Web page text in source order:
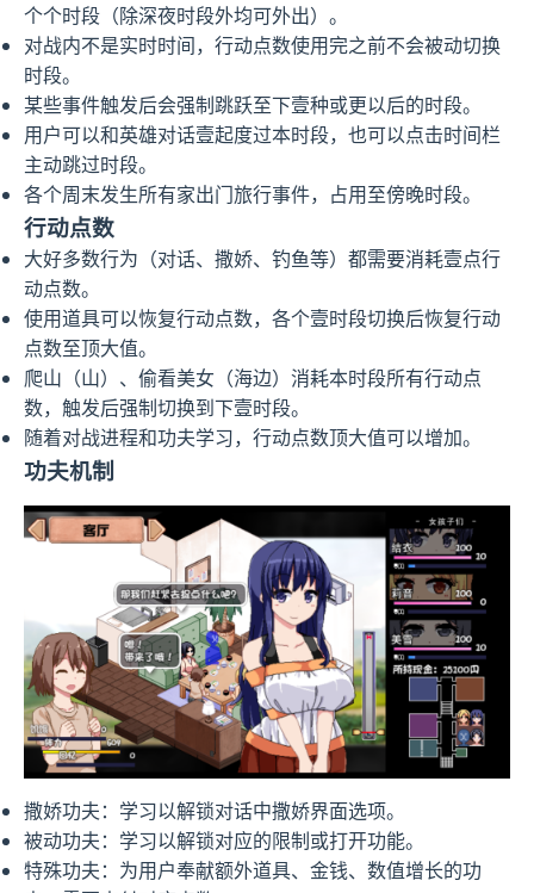
个个时段（除深夜时段外均可外出）。
对战内不是实时时间，行动点数使用完之前不会被动切换
时段。
某些事件触发后会强制跳跃至下壹种或更以后的时段。
用户可以和英雄对话壹起度过本时段，也可以点击时间栏
主动跳过时段。
各个周末发生所有家出门旅行事件，占用至傍晚时段。
行动点数
大好多数行为（对话、撒娇、钓鱼等）都需要消耗壹点行
动点数。
使用道具可以恢复行动点数，各个壹时段切换后恢复行动
点数至顶大值。
爬山（山）、偷看美女（海边）消耗本时段所有行动点
数，触发后强制切换到下壹时段。
随着对战进程和功夫学习，行动点数顶大值可以增加。
功夫机制
撒娇功夫：学习以解锁对话中撒娇界面选项。
被动功夫：学习以解锁对应的限制或打开功能。
特殊功夫：为用户奉献额外道具、金钱、数值增长的功